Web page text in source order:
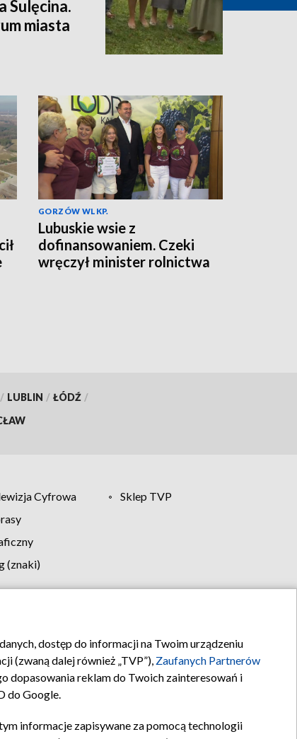
Sulęcina.
miasta
GORZÓW WLKP.
Lubuskie wsie z
dofinansowaniem. Czeki
wręczył minister rolnictwa
/ LUBLIN / ŁÓDŹ /
Cyfrowa
Sklep TVP
(znaki)
Kontakt
dostęp do informacji na Twoim urządzeniu
(zwaną dalej również „TVP”), Zaufanych Partnerów
dopasowania reklam do Twoich zainteresowań i
do Google.
informacje zapisywane za pomocą technologii